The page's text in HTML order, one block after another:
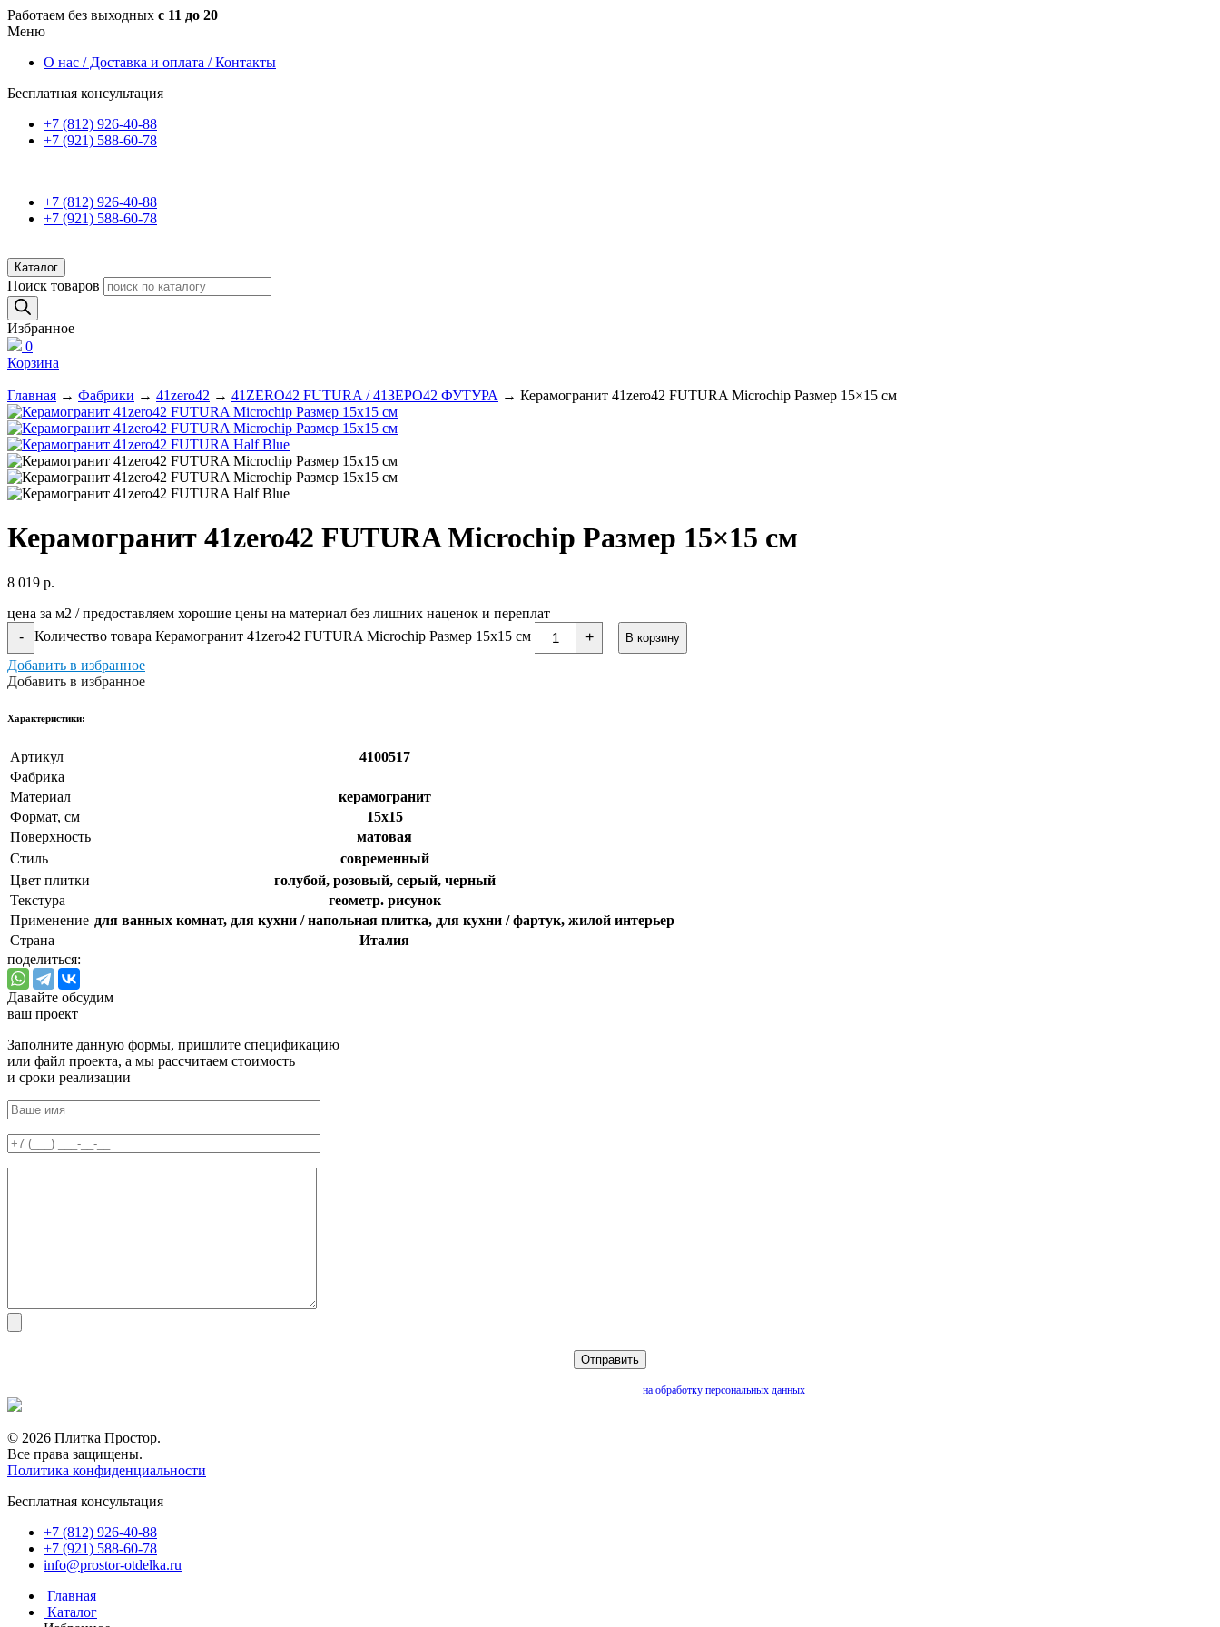
Работаем без выходных с 11 до 20
Меню
О нас / Доставка и оплата / Контакты
Бесплатная консультация
+7 (812) 926-40-88
+7 (921) 588-60-78
+7 (812) 926-40-88
+7 (921) 588-60-78
Каталог
Поиск товаров
Избранное
0
Корзина
Главная → Фабрики → 41zero42 → 41ZERO42 FUTURA / 41ЗЕРО42 ФУТУРА → Керамогранит 41zero42 FUTURA Microchip Размер 15×15 см
Керамогранит 41zero42 FUTURA Microchip Размер 15×15 см
8 019 р.
цена за м2 / предоставляем хорошие цены на материал без лишних наценок и переплат
-
Количество товара Керамогранит 41zero42 FUTURA Microchip Размер 15x15 см + В корзину
Добавить в избранное
Добавить в избранное
Xарактеристики:
Артикул
4100517
Фабрика
Материал
керамогранит
Формат, см
15x15
Поверхность
матовая
Стиль
cовременный
Цвет плитки
голубой, розовый, серый, черный
Текстура
геометр. рисунок
Применение для ванных комнат, для кухни / напольная плитка, для кухни / фартук, жилой интерьер
Страна
Италия
поделиться:
Давайте обсудим
ваш проект
Заполните данную формы, пришлите спецификацию
или файл проекта, а мы рассчитаем стоимость
и сроки реализации
на обработку персональных данных
© 2026 Плитка Простор.
Все права защищены.
Политика конфиденциальности
Бесплатная консультация
+7 (812) 926-40-88
+7 (921) 588-60-78
info@prostor-otdelka.ru
Главная
Каталог